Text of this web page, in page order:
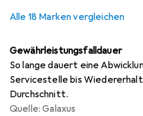
Alle 18 Marken vergleichen
Gewährleistungsfalldauer
So lange dauert eine
Servicestelle bis
Durchschnitt.
Quelle: Galaxus